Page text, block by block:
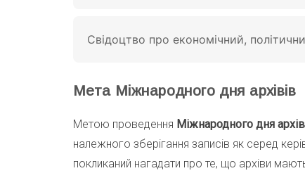
Свідоцтво про економічний,
Мета Міжнародного дня архівів
Метою проведення Міжнародного дня
належного зберігання записів як серед
покликаний нагадати про те, що архіви